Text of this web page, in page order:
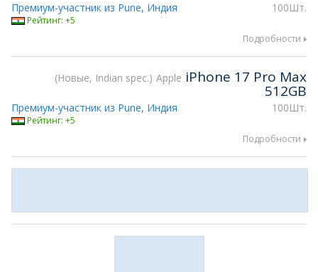
100Шт.
Премиум-участник из Pune, Индия
Рейтинг: +5
Подробности
Новые, Indian spec. Apple iPhone 17 Pro Max
512GB
100Шт.
Премиум-участник из Pune, Индия
Рейтинг: +5
Подробности